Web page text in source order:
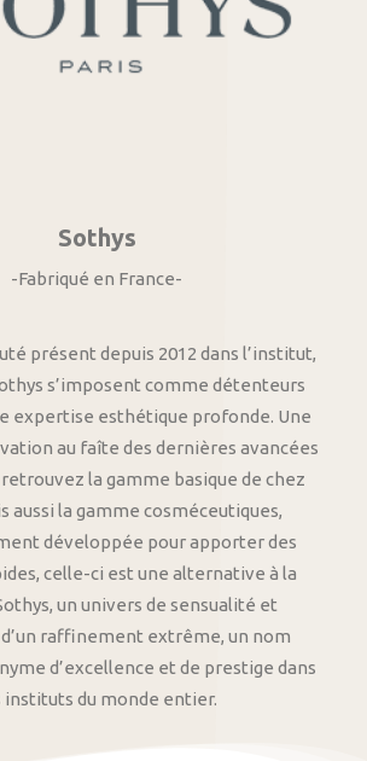
Sothys
-Fabriqué en France-
présent depuis 2012 dans l’institut,
s’imposent comme détenteurs
expertise esthétique profonde. Une
au faîte des dernières avancées
la gamme basique de chez
aussi la gamme cosméceutiques,
développée pour apporter des
celle-ci est une alternative à la
un univers de sensualité et
raffinement extrême, un nom
d’excellence et de prestige dans
instituts du monde entier.